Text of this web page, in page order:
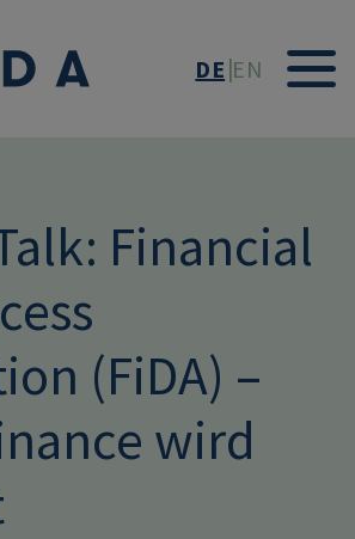
DE EN
Financial
(FiDA) –
wird